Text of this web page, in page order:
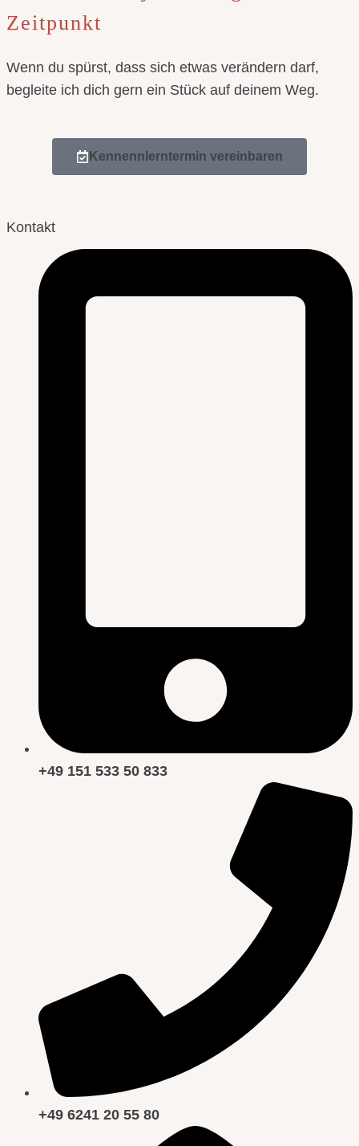
Zeitpunkt
Wenn du spürst, dass sich etwas verändern darf,
begleite ich dich gern ein Stück auf deinem Weg.
Kennennlerntermin vereinbaren
Kontakt
+49 151 533 50 833
+49 6241 20 55 80